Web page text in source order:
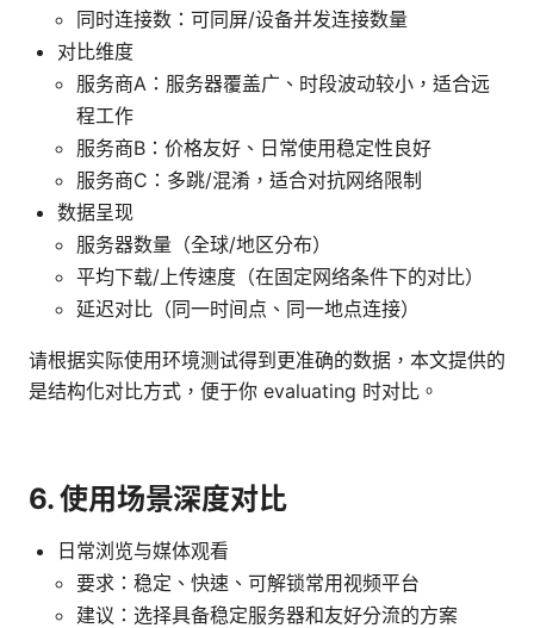
同时连接数：可同屏/设备并发连接数量
对比维度
服务商A：服务器覆盖广、时段波动较小，适合远
程工作
服务商B：价格友好、日常使用稳定性良好
服务商C：多跳/混淆，适合对抗网络限制
数据呈现
服务器数量（全球/地区分布）
平均下载/上传速度（在固定网络条件下的对比）
延迟对比（同一时间点、同一地点连接）
请根据实际使用环境测试得到更准确的数据，本文提供的
是结构化对比方式，便于你 evaluating 时对比。
6. 使用场景深度对比
日常浏览与媒体观看
要求：稳定、快速、可解锁常用视频平台
建议：选择具备稳定服务器和友好分流的方案